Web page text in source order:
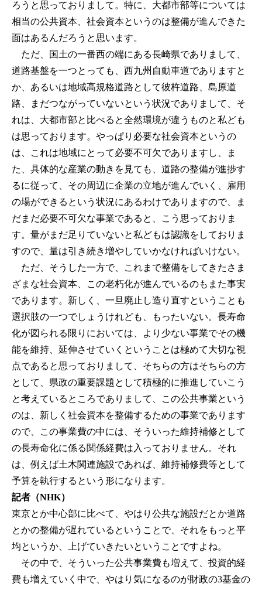
ろうと思っておりまして。特に、大都市部等については
相当の公共資本、社会資本というのは整備が進んできた
面はあるんだろうと思います。
ただ、国土の一番西の端にある長崎県でありまして、
道路基盤を一つとっても、西九州自動車道でありますと
か、あるいは地域高規格道路として彼杵道路、島原道
路、まだつながっていないという状況でありまして、そ
れは、大都市部と比べると全然環境が違うものと私ども
は思っております。やっぱり必要な社会資本というの
は、これは地域にとって必要不可欠でありますし、ま
た、具体的な産業の動きを見ても、道路の整備が進捗す
るに従って、その周辺に企業の立地が進んでいく、雇用
の場ができるという状況にあるわけでありますので、ま
だまだ必要不可欠な事業であると、こう思っておりま
す。量がまだ足りていないと私どもは認識をしておりま
すので、量は引き続き増やしていかなければいけない。
ただ、そうした一方で、これまで整備をしてきたさま
ざまな社会資本、この老朽化が進んでいるのもまた事実
であります。新しく、一旦廃止し造り直すということも
選択肢の一つでしょうけれども、もったいない。長寿命
化が図られる限りにおいては、より少ない事業でその機
能を維持、延伸させていくということは極めて大切な視
点であると思っておりまして、そちらの方はそちらの方
として、県政の重要課題として積極的に推進していこう
と考えているところでありまして、この公共事業という
のは、新しく社会資本を整備するための事業であります
ので、この事業費の中には、そういった維持補修として
の長寿命化に係る関係経費は入っておりません。それ
は、例えば土木関連施設であれば、維持補修費等として
予算を執行するという形になります。
記者（NHK）
東京とか中心部に比べて、やはり公共な施設だとか道路
とかの整備が遅れているということで、それをもっと平
均というか、上げていきたいということですよね。
その中で、そういった公共事業費も増えて、投資的経
費も増えていく中で、やはり気になるのが財政の3基金の